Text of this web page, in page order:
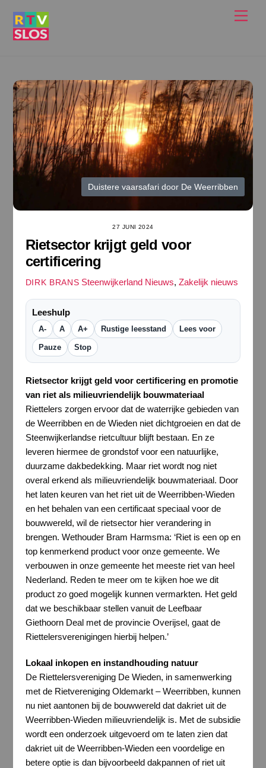
Duistere vaarsafari door De Weerribben
27 JUNI 2024
Rietsector krijgt geld voor
certificering
DIRK BRANS Steenwijkerland Nieuws,Zakelijk nieuws
Leeshulp
A- A A+ Rustige leesstand Lees voor
Pauze Stop
Rietsector krijgt geld voor certificering en promotie
van riet als milieuvriendelijk bouwmateriaal
Riettelers zorgen ervoor dat de waterrijke gebieden van
de Weerribben en de Wieden niet dichtgroeien en dat de
Steenwijkerlandse rietcultuur blijft bestaan. En ze
leveren hiermee de grondstof voor een natuurlijke,
duurzame dakbedekking. Maar riet wordt nog niet
overal erkend als milieuvriendelijk bouwmateriaal. Door
het laten keuren van het riet uit de Weerribben-Wieden
en het behalen van een certificaat speciaal voor de
bouwwereld, wil de rietsector hier verandering in
brengen. Wethouder Bram Harmsma: ‘Riet is een op en
top kenmerkend product voor onze gemeente. We
verbouwen in onze gemeente het meeste riet van heel
Nederland. Reden te meer om te kijken hoe we dit
product zo goed mogelijk kunnen vermarkten. Het geld
dat we beschikbaar stellen vanuit de Leefbaar
Giethoorn Deal met de provincie Overijsel, gaat de
Riettelersverenigingen hierbij helpen.’
Lokaal inkopen en instandhouding natuur
De Riettelersvereniging De Wieden, in samenwerking
met de Rietvereniging Oldemarkt – Weerribben, kunnen
nu niet aantonen bij de bouwwereld dat dakriet uit de
Weerribben-Wieden milieuvriendelijk is. Met de subsidie
wordt een onderzoek uitgevoerd om te laten zien dat
dakriet uit de Weerribben-Wieden een voordelige en
betere optie is dan bijvoorbeeld dakpannen of riet uit